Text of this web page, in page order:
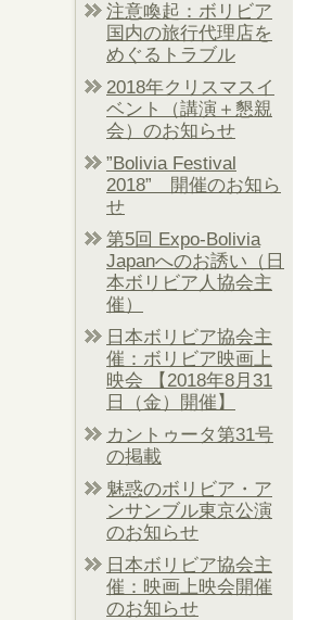
注意喚起：ボリビア
国内の旅行代理店を
めぐるトラブル
2018年クリスマスイ
ベント（講演＋懇親
会）のお知らせ
”Bolivia Festival
2018” 開催のお知ら
せ
第5回 Expo-Bolivia
Japanへのお誘い（日
本ボリビア人協会主
催）
日本ボリビア協会主
催：ボリビア映画上
映会 【2018年8月31
日（金）開催】
カントゥータ第31号
の掲載
魅惑のボリビア・ア
ンサンブル東京公演
のお知らせ
日本ボリビア協会主
催：映画上映会開催
のお知らせ